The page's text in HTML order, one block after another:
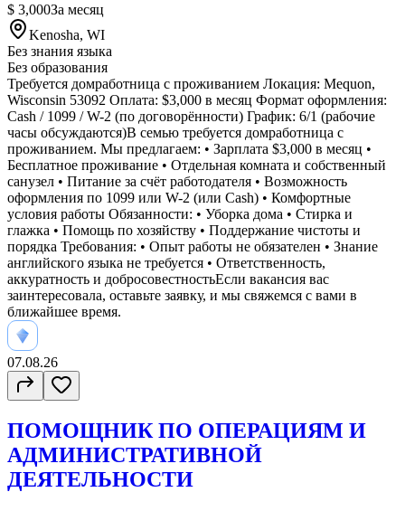
$ 3,000За месяц
Kenosha, WI
Без знания языка
Без образования
Требуется домработница с проживанием Локация: Mequon,
Wisconsin 53092 Оплата: $3,000 в месяц Формат оформления:
Cash / 1099 / W-2 (по договорённости) График: 6/1 (рабочие
часы обсуждаются)В семью требуется домработница с
проживанием. Мы предлагаем: • Зарплата $3,000 в месяц •
Бесплатное проживание • Отдельная комната и собственный
санузел • Питание за счёт работодателя • Возможность
оформления по 1099 или W-2 (или Cash) • Комфортные
условия работы Обязанности: • Уборка дома • Стирка и
глажка • Помощь по хозяйству • Поддержание чистоты и
порядка Требования: • Опыт работы не обязателен • Знание
английского языка не требуется • Ответственность,
аккуратность и добросовестностьЕсли вакансия вас
заинтересовала, оставьте заявку, и мы свяжемся с вами в
ближайшее время.
07.08.26
ПОМОЩНИК ПО ОПЕРАЦИЯМ И
АДМИНИСТРАТИВНОЙ
ДЕЯТЕЛЬНОСТИ